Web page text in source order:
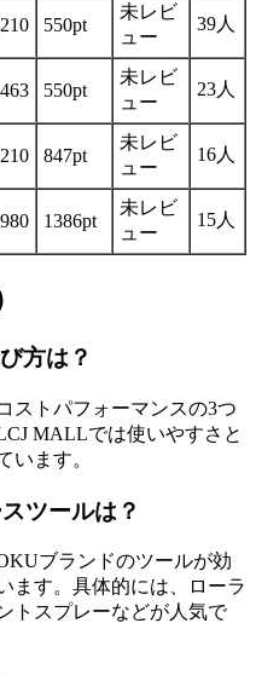
550pt
未レビ
ュー
39人
550pt
未レビ
ュー
23人
847pt
未レビ
ュー
16人
1386pt
未レビ
ュー
15人
方は？
ストパフォーマンスの3つ
MALLでは使いやすさと
います。
ツールは？
ブランドのツールが効
ます。具体的には、ローラ
トスプレーなどが人気で